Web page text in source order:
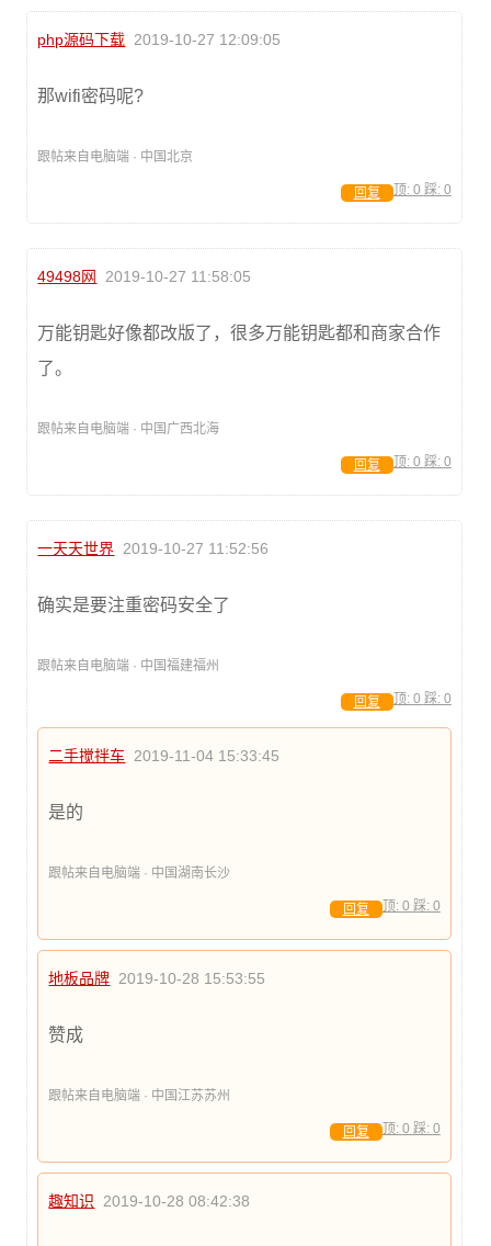
php源码下载 2019-10-27 12:09:05
那wifi密码呢?
跟帖来自电脑端 · 中国北京
顶: 0 踩: 0
回复
49498网 2019-10-27 11:58:05
万能钥匙好像都改版了，很多万能钥匙都和商家合作
了。
跟帖来自电脑端 · 中国广西北海
顶: 0 踩: 0
回复
一天天世界 2019-10-27 11:52:56
确实是要注重密码安全了
跟帖来自电脑端 · 中国福建福州
顶: 0 踩: 0
回复
二手搅拌车 2019-11-04 15:33:45
是的
跟帖来自电脑端 · 中国湖南长沙
顶: 0 踩: 0
回复
地板品牌 2019-10-28 15:53:55
赞成
跟帖来自电脑端 · 中国江苏苏州
顶: 0 踩: 0
回复
趣知识 2019-10-28 08:42:38